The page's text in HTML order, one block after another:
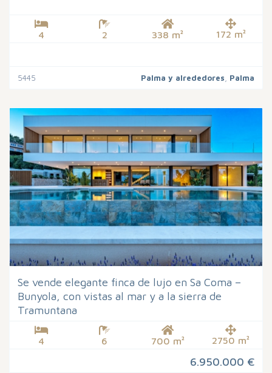
4 2 338 m² 172 m²
5445 Palma y alrededores, Palma
Se vende elegante finca de lujo en Sa Coma –
Bunyola, con vistas al mar y a la sierra de
Tramuntana
4 6 700 m² 2750 m²
6.950.000 €